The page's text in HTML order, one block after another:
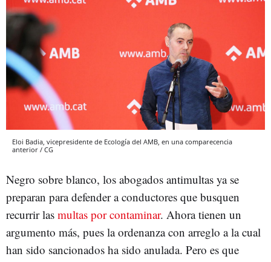
Eloi Badia, vicepresidente de Ecología del AMB, en una comparecencia
anterior / CG
Negro sobre blanco, los abogados antimultas ya se
preparan para defender a conductores que busquen
recurrir las multas por contaminar. Ahora tienen un
argumento más, pues la ordenanza con arreglo a la cual
han sido sancionados ha sido anulada. Pero es que